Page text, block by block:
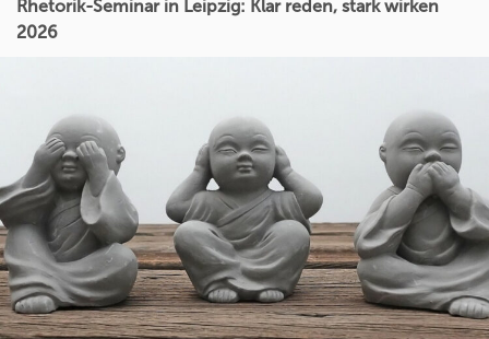
Rhetorik-Seminar in Leipzig: Klar reden, stark wirken
2026